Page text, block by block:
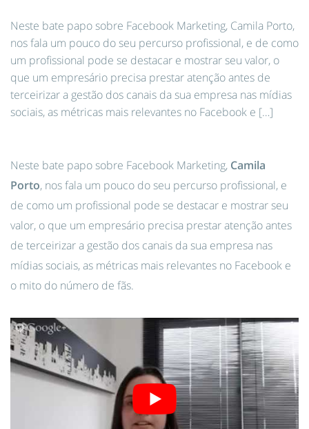
Neste bate papo sobre Facebook Marketing, Camila Porto,
nos fala um pouco do seu percurso profissional, e de como
um profissional pode se destacar e mostrar seu valor, o
que um empresário precisa prestar atenção antes de
terceirizar a gestão dos canais da sua empresa nas mídias
sociais, as métricas mais relevantes no Facebook e […]
Neste bate papo sobre Facebook Marketing, Camila
Porto, nos fala um pouco do seu percurso profissional, e
de como um profissional pode se destacar e mostrar seu
valor, o que um empresário precisa prestar atenção antes
de terceirizar a gestão dos canais da sua empresa nas
mídias sociais, as métricas mais relevantes no Facebook e
o mito do número de fãs.